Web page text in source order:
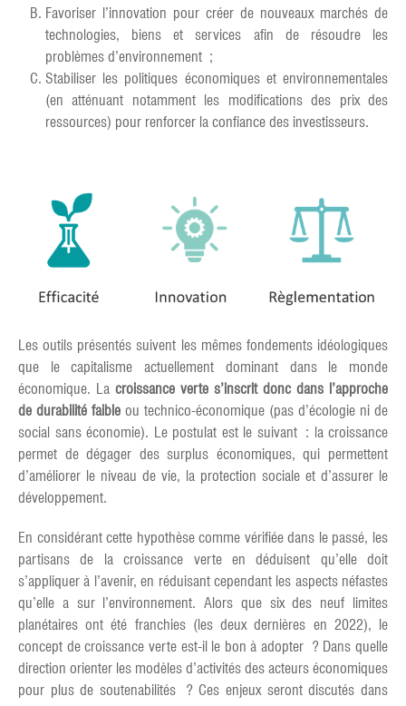
Favoriser l’innovation pour créer de nouveaux marchés de
technologies, biens et services afin de résoudre les
problèmes d’environnement ;
Stabiliser les politiques économiques et environnementales
(en atténuant notamment les modifications des prix des
ressources) pour renforcer la confiance des investisseurs.
Les outils présentés suivent les mêmes fondements idéologiques
que le capitalisme actuellement dominant dans le monde
économique. La croissance verte s’inscrit donc dans l’approche
de durabilité faible ou technico-économique (pas d’écologie ni de
social sans économie). Le postulat est le suivant : la croissance
permet de dégager des surplus économiques, qui permettent
d’améliorer le niveau de vie, la protection sociale et d’assurer le
développement.
En considérant cette hypothèse comme vérifiée dans le passé, les
partisans de la croissance verte en déduisent qu’elle doit
s’appliquer à l’avenir, en réduisant cependant les aspects néfastes
qu’elle a sur l’environnement. Alors que six des neuf limites
planétaires ont été franchies (les deux dernières en 2022), le
concept de croissance verte est-il le bon à adopter ? Dans quelle
direction orienter les modèles d’activités des acteurs économiques
pour plus de soutenabilités ? Ces enjeux seront discutés dans